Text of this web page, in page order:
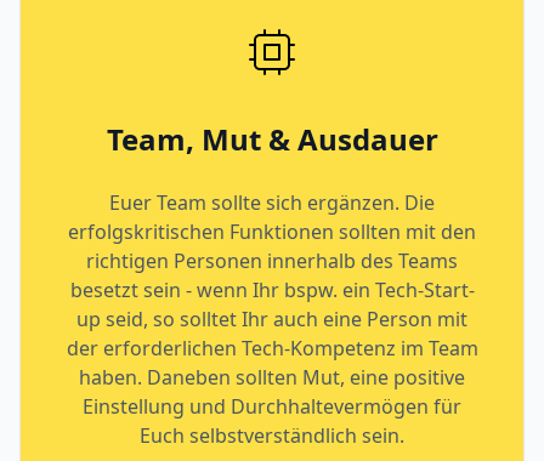
Team, Mut & Ausdauer
Euer Team sollte sich ergänzen. Die
erfolgskritischen Funktionen sollten mit den
richtigen Personen innerhalb des Teams
besetzt sein - wenn Ihr bspw. ein Tech-Start-
up seid, so solltet Ihr auch eine Person mit
der erforderlichen Tech-Kompetenz im Team
haben. Daneben sollten Mut, eine positive
Einstellung und Durchhaltevermögen für
Euch selbstverständlich sein.